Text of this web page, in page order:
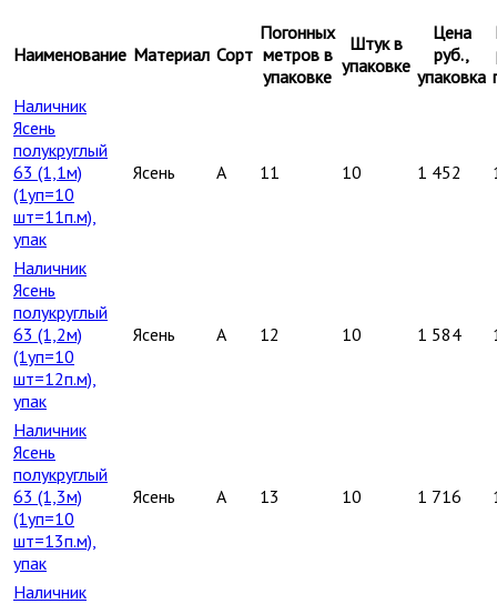
Наименование Материал Сорт
Погонных
метров в
упаковке
Штук в
упаковке
Цена
руб.,
упаковка
Наличник
Ясень
полукруглый
63 (1,1м)
(1уп=10
шт=11п.м),
упак
Ясень A 11 10 1 452
Наличник
Ясень
полукруглый
63 (1,2м)
(1уп=10
шт=12п.м),
упак
Ясень A 12 10 1 584
Наличник
Ясень
полукруглый
63 (1,3м)
(1уп=10
шт=13п.м),
упак
Ясень A 13 10 1 716
Наличник